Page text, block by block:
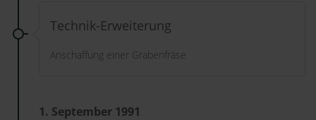
Technik-Erweiterung
Anschaffung einer Grabenfräse
1. September 1991